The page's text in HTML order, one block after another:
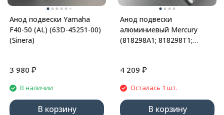
Анод подвески Yamaha
F40-50 (AL) (63D-45251-00)
(Sinera)
3 980 ₽
В наличии
В корзину
Анод подвески
алюминиевый Mercury
(818298A1; 818298T1;
4 209 ₽
Осталась 1 шт.
В корзину